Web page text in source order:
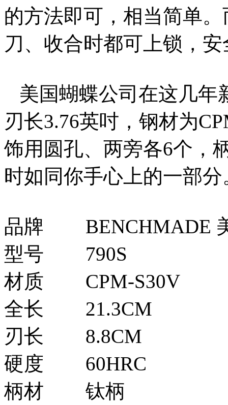
的方法即可，相当简单
刀、收合时都可上锁，
美国蝴蝶公司在这几年
刃长3.76英吋，钢材为
饰用圆孔、两旁各6个，
时如同你手心上的一部分
品牌
BENCHMADE
型号
790S
材质
CPM-S30V
全长
21.3CM
刃长
8.8CM
硬度
60HRC
柄材
钛柄